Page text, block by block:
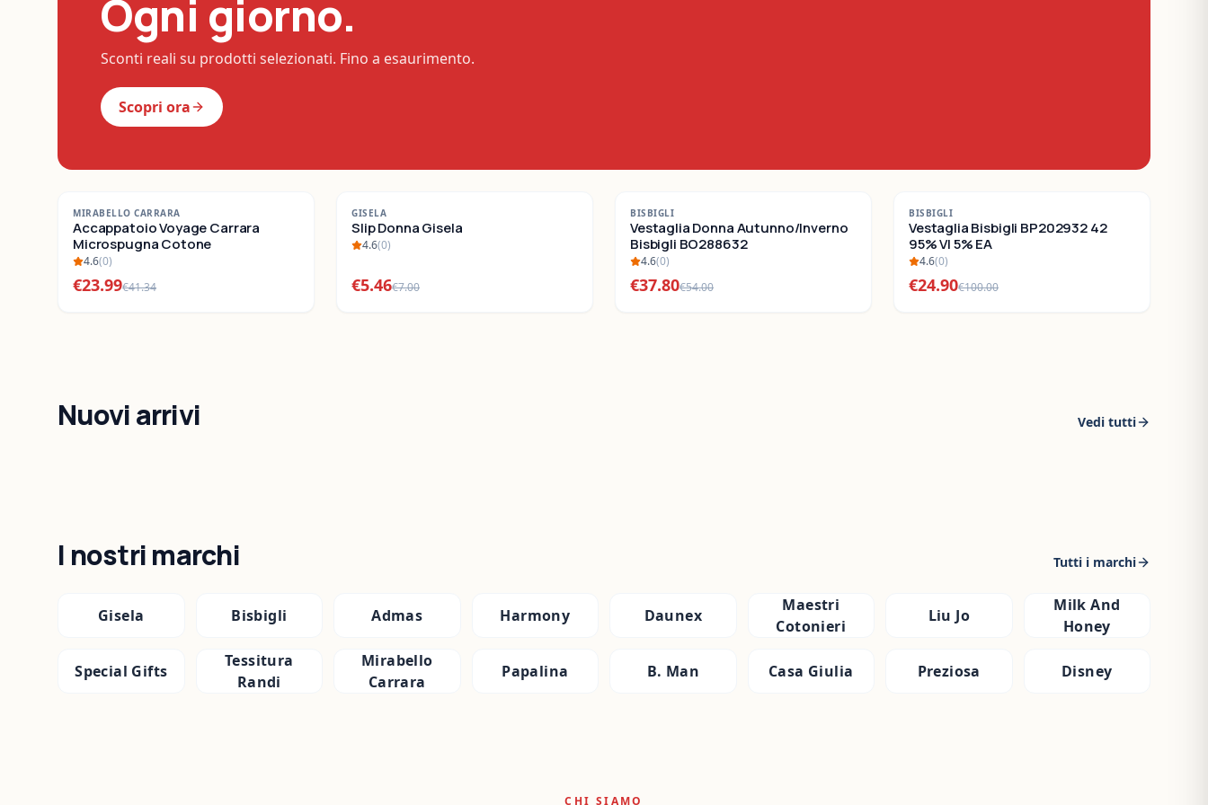
Ogni giorno.
Sconti reali su prodotti selezionati. Fino a esaurimento.
Scopri ora
- 42%
SALDI
MIRABELLO CARRARA
Accappatoio Voyage Carrara
Microspugna Cotone
4.6(0)
€23.99€41.34
-22%
SALDI
GISELA
Slip Donna Gisela
4.6(0)
€5.46€7.00
-30%
SALDI
BISBIGLI
Vestaglia Donna Autunno/Inverno
Bisbigli BO288632
4.6(0)
€37.80€54.00
-75%
SALDI
BISBIGLI
Vestaglia Bisbigli BP202932 42
95% VI 5% EA
4.6(0)
€24.90€100.00
Nuovi arrivi Vedi tutti
I nostri marchi Tutti i marchi
Gisela Bisbigli Admas Harmony Daunex
Maestri
Cotonieri
Liu Jo
Milk And
Honey
Special Gifts
Tessitura
Randi
Mirabello
Carrara
Papalina B. Man Casa Giulia Preziosa Disney
CHI SIAMO